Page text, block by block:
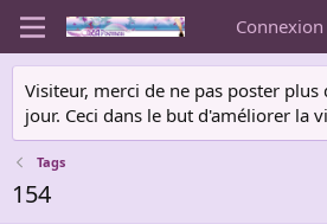
Connexion
Visiteur, merci de ne pas poster plus
jour. Ceci dans le but d'améliorer la
Tags
154